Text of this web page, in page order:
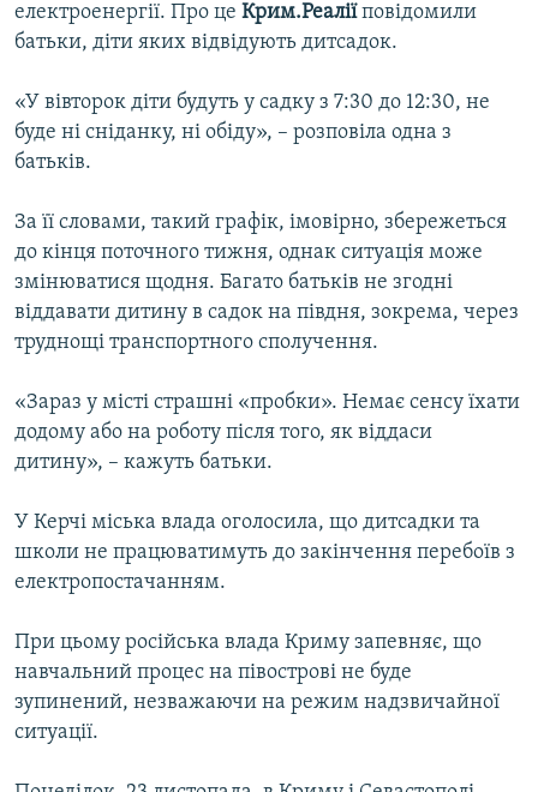
Усі сайти RFE/RL
електроенергії. Про це Крим.Реаліїповідомили
батьки, діти яких відвідують дитсадок.
«У вівторок діти будуть у садку з 7:30 до 12:30, не
буде ні сніданку, ні обіду», – розповіла одна з
батьків.
За її словами, такий графік, імовірно, збережеться
до кінця поточного тижня, однак ситуація може
змінюватися щодня. Багато батьків не згодні
віддавати дитину в садок на півдня, зокрема, через
труднощі транспортного сполучення.
«Зараз у місті страшні «пробки». Немає сенсу їхати
додому або на роботу після того, як віддаси
дитину», – кажуть батьки.
У Керчі міська влада оголосила, що дитсадки та
школи не працюватимуть до закінчення перебоїв з
електропостачанням.
При цьому російська влада Криму запевняє, що
навчальний процес на півострові не буде
зупинений, незважаючи на режим надзвичайної
ситуації.